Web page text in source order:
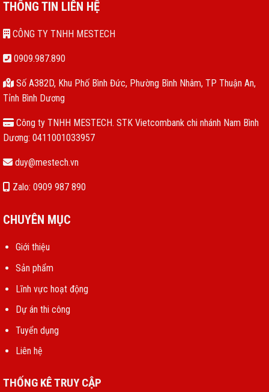
THÔNG TIN LIÊN HỆ
CÔNG TY TNHH MESTECH
0909.987.890
Số A382D, Khu Phố Bình Đức, Phường Bình Nhâm, TP Thuận An,
Tỉnh Bình Dương
Công ty TNHH MESTECH. STK Vietcombank chi nhánh Nam Bình
Dương: 0411001033957
duy@mestech.vn
Zalo: 0909 987 890
CHUYÊN MỤC
Giới thiệu
Sản phẩm
Lĩnh vực hoạt động
Dự án thi công
Tuyển dụng
Liên hệ
THỐNG KÊ TRUY CẬP